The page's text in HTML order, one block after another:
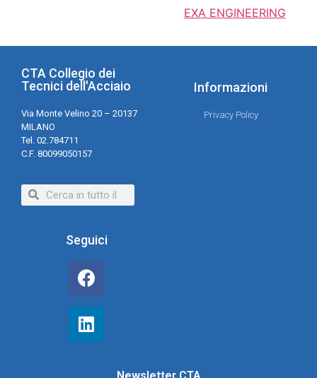
EXA ENGINEERING
CTA Collegio dei
Tecnici dell'Acciaio
Via Monte Velino 20 – 20137
MILANO
Tel. 02.784711
C.F. 80099050157
Informazioni
Privacy Policy
Seguici